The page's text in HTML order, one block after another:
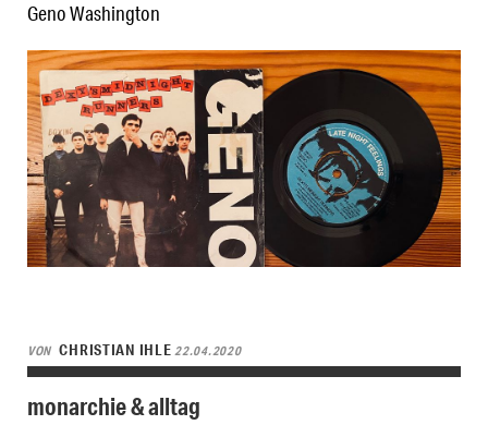
Geno Washington
VON CHRISTIAN IHLE22.04.2020
monarchie & alltag